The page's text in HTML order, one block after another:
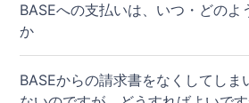
BASEへの支払いは、いつ・どのよ
か
BASEからの請求書をなくしてしま